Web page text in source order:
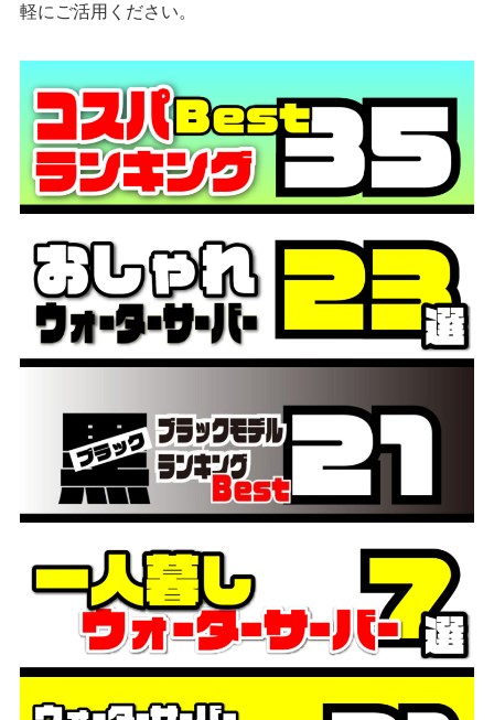
軽にご活用ください。